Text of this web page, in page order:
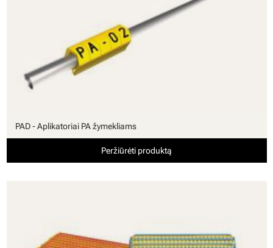
PAD - Aplikatoriai PA žymekliams
Peržiūrėti produktą